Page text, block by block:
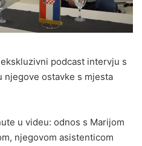
podcast intervju s
njegove ostavke s mjesta
u videu: odnos s Marijom
njegovom asistenticom